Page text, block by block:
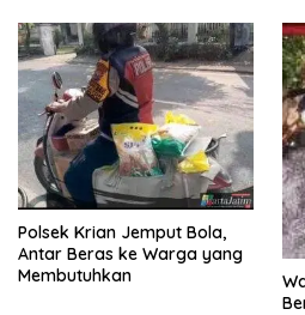
Polsek Krian Jemput Bola,
Antar Beras ke Warga yang
Membutuhkan